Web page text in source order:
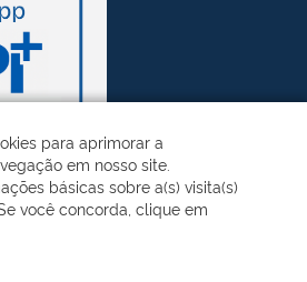
para aprimorar a
em nosso site.
básicas sobre a(s) visita(s)
você concorda, clique em